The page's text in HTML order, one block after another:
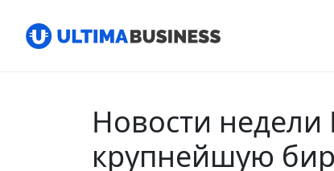
Новости недели
крупнейшую